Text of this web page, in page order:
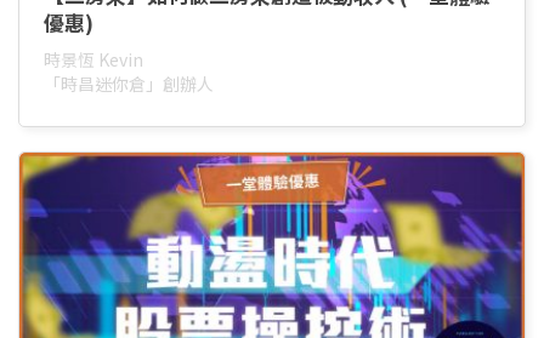
優惠)
時景恆 Kevin
「時昌迷你倉」創辦人